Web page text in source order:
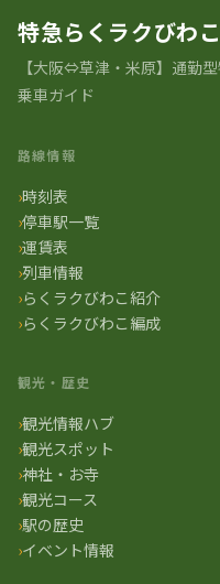
特急らくラクびわこ
【大阪⇔草津・米原】通勤
乗車ガイド
路線情報
時刻表
停車駅一覧
運賃表
列車情報
らくラクびわこ紹介
らくラクびわこ編成
観光・歴史
観光情報ハブ
観光スポット
神社・お寺
観光コース
駅の歴史
イベント情報